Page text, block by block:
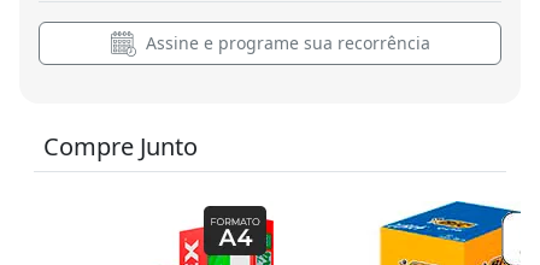
Assine e programe sua recorrência
Compre Junto